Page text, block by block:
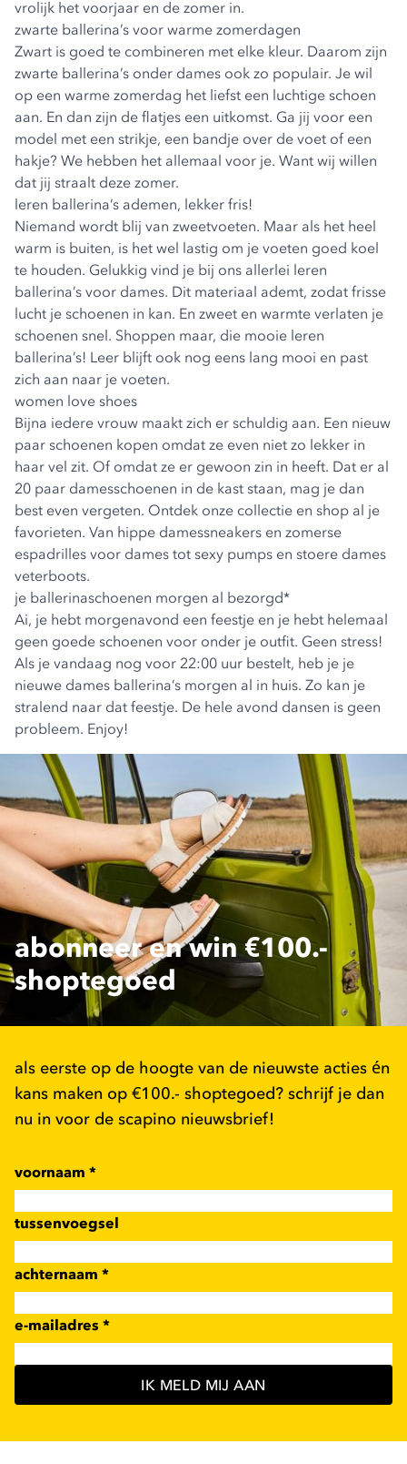
vrolijk het voorjaar en de zomer in.
zwarte ballerina’s voor warme zomerdagen
Zwart is goed te combineren met elke kleur. Daarom zijn
zwarte ballerina’s onder dames ook zo populair. Je wil
op een warme zomerdag het liefst een luchtige schoen
aan. En dan zijn de flatjes een uitkomst. Ga jij voor een
model met een strikje, een bandje over de voet of een
hakje? We hebben het allemaal voor je. Want wij willen
dat jij straalt deze zomer.
leren ballerina’s ademen, lekker fris!
Niemand wordt blij van zweetvoeten. Maar als het heel
warm is buiten, is het wel lastig om je voeten goed koel
te houden. Gelukkig vind je bij ons allerlei leren
ballerina’s voor dames. Dit materiaal ademt, zodat frisse
lucht je schoenen in kan. En zweet en warmte verlaten je
schoenen snel. Shoppen maar, die mooie leren
ballerina’s! Leer blijft ook nog eens lang mooi en past
zich aan naar je voeten.
women love shoes
Bijna iedere vrouw maakt zich er schuldig aan. Een nieuw
paar schoenen kopen omdat ze even niet zo lekker in
haar vel zit. Of omdat ze er gewoon zin in heeft. Dat er al
20 paar damesschoenen in de kast staan, mag je dan
best even vergeten. Ontdek onze collectie en shop al je
favorieten. Van hippe damessneakers en zomerse
espadrilles voor dames tot sexy pumps en stoere dames
veterboots.
je ballerinaschoenen morgen al bezorgd*
Ai, je hebt morgenavond een feestje en je hebt helemaal
geen goede schoenen voor onder je outfit. Geen stress!
Als je vandaag nog voor 22:00 uur bestelt, heb je je
nieuwe dames ballerina’s morgen al in huis. Zo kan je
stralend naar dat feestje. De hele avond dansen is geen
probleem. Enjoy!
abonneer en win €100.-
shoptegoed
als eerste op de hoogte van de nieuwste acties én
kans maken op €100.- shoptegoed? schrijf je dan
nu in voor de scapino nieuwsbrief!
voornaam *
tussenvoegsel
achternaam *
e-mailadres *
IK MELD MIJ AAN